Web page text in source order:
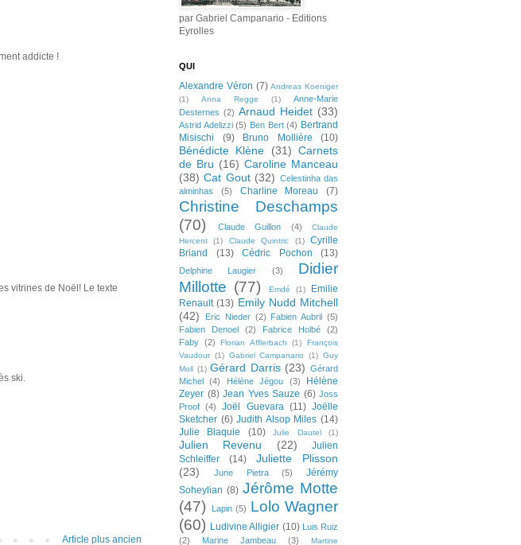
addicte !
vitrines de Noël! Le texte
ski.
Article plus ancien
par Gabriel Campanario - Editions
Eyrolles
QUI
Alexandre Véron (7) Andreas Koeniger
(1)
Anna Regge (1)
Anne-Marie
Desternes (2) Arnaud Heidet (33)
Astrid Adelizzi (5) Ben Bert (4) Bertrand
Misischi
(9) Bruno Mollière (10)
Bénédicte Klène (31) Carnets
de Bru (16) Caroline Manceau
(38) Cat Gout (32) Celestinha das
alminhas
(5) Charline Moreau (7)
Christine Deschamps
(70)
Claude Guillon (4)
Claude
Hercent
(1) Claude Quintric (1)
Cyrille
Briand
(13) Cédric Pochon (13)
Delphine Laugier (3)
Didier
Millotte (77) Emdé (1)
Emilie
Renault (13) Emily Nudd Mitchell
(42)
Eric Nieder (2) Fabien Aubril (5)
Fabien Denoel
(2) Fabrice Holbé
(2)
Faby (2) Florian Afflerbach (1)
François
Vaudour (1) Gabriel Campanario (1) Guy
Moll (1) Gérard Darris (23) Gérard
Michel
(4) Hélène Jégou (3)
Hélène
Zeyer (8) Jean Yves Sauze (6) Joss
Proof
(4) Joël Guevara (11) Joëlle
Sketcher (6) Judith Alsop Miles (14)
Julie Blaquie
(10) Julie Dautel (1)
Julien Revenu (22)
Julien
Schleiffer
(14)
Juliette Plisson
(23)
June Pietra (5)
Jérémy
Soheylian (8) Jérôme Motte
(47)
Lapin (5) Lolo Wagner
(60) Ludivine Alligier (10) Luis Ruiz
(2)
Marine Jambeau (3) Martine